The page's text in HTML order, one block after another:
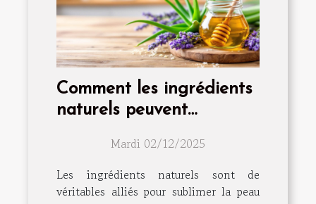
Comment les ingrédients
naturels peuvent
de soins visage
Mardi 02/12/2025
Les ingrédients naturels sont de
véritables alliés pour sublimer la peau